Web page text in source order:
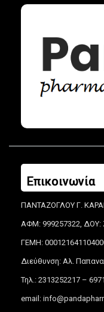
Επικοινωνία
ΠΑΝΤΑΖΟΓΛΟΥ Γ.
ΑΦΜ: 999257322, ΔΟΥ:
ΓΕΜΗ:
Διεύθυνση: Αλ.
Τηλ.: 2313252217 –
email: